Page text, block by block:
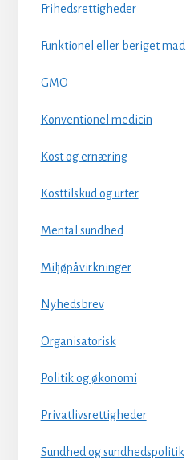
Frihedsrettigheder
Funktionel eller beriget mad
GMO
Konventionel medicin
Kost og ernæring
Kosttilskud og urter
Mental sundhed
Miljøpåvirkninger
Nyhedsbrev
Organisatorisk
Politik og økonomi
Privatlivsrettigheder
Sundhed og sundhedspolitik